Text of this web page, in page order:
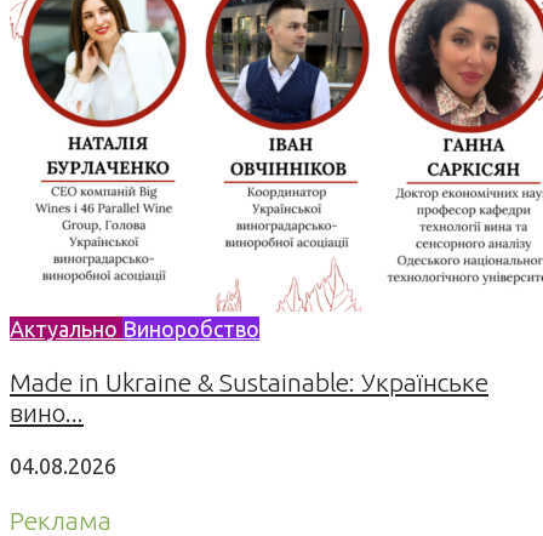
Актуально Виноробство
Made in Ukraine & Sustainable: Українське
вино...
04.08.2026
Реклама